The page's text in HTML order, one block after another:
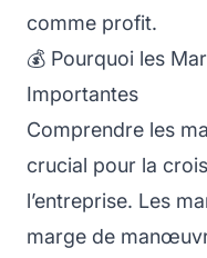
comme profit.
💰 Pourquoi les
Importantes
Comprendre les
crucial pour la
l’entreprise. Les
marge de